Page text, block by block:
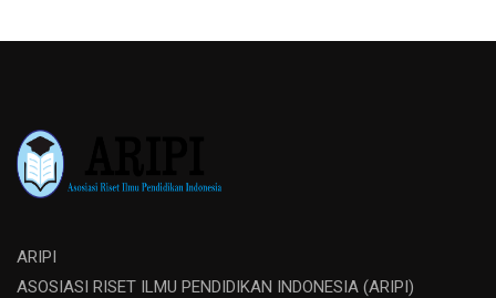
ARIPI
ASOSIASI RISET ILMU PENDIDIKAN INDONESIA (ARIPI)